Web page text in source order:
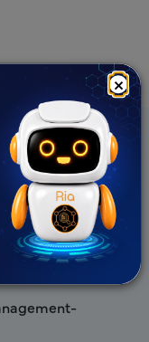
×
Regulatory